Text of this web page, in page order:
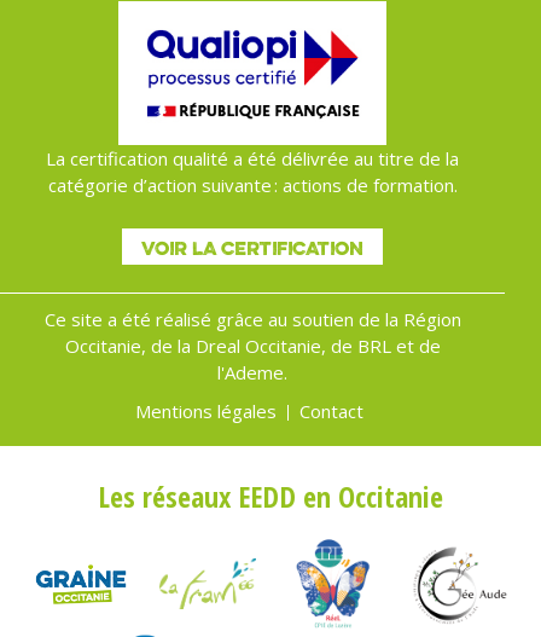
La certification qualité a été délivrée au titre de la
catégorie d’action suivante : actions de formation.
VOIR LA CERTIFICATION
Ce site a été réalisé grâce au soutien de la Région
Occitanie, de la Dreal Occitanie, de BRL et de
l'Ademe.
Menu
Mentions légales Contact
Les réseaux EEDD en Occitanie